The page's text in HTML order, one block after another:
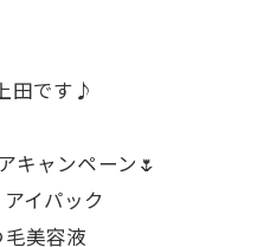
田です♪
キャンペーン🌷
イパック
美容液